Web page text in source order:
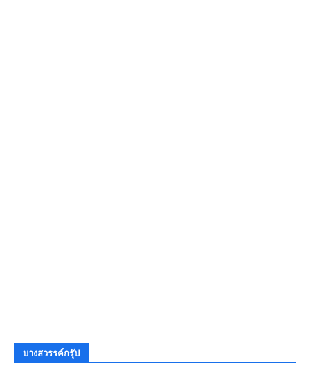
บางสวรรค์กรุ๊ป